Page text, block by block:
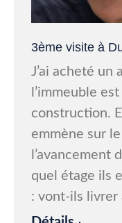
3ème visite à
J’ai acheté un
l’immeuble
construction.
emmène sur
l’avancement
quel étage ils
: vont-ils livrer